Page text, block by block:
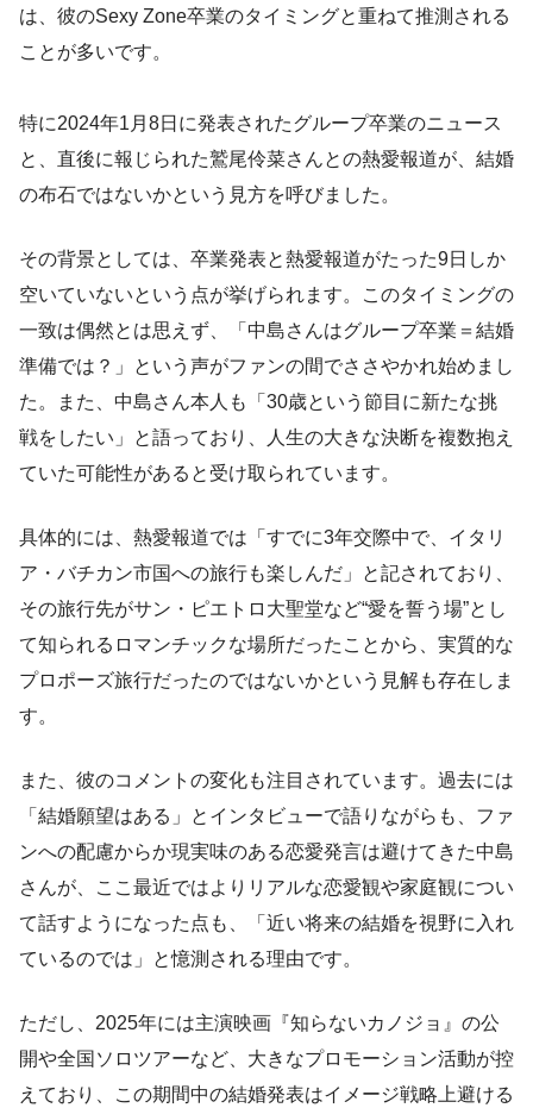
は、彼のSexy Zone卒業のタイミングと重ねて推測される
ことが多いです。
特に2024年1月8日に発表されたグループ卒業のニュース
と、直後に報じられた鷲尾伶菜さんとの熱愛報道が、結婚
の布石ではないかという見方を呼びました。
その背景としては、卒業発表と熱愛報道がたった9日しか
空いていないという点が挙げられます。このタイミングの
一致は偶然とは思えず、「中島さんはグループ卒業＝結婚
準備では？」という声がファンの間でささやかれ始めまし
た。また、中島さん本人も「30歳という節目に新たな挑
戦をしたい」と語っており、人生の大きな決断を複数抱え
ていた可能性があると受け取られています。
具体的には、熱愛報道では「すでに3年交際中で、イタリ
ア・バチカン市国への旅行も楽しんだ」と記されており、
その旅行先がサン・ピエトロ大聖堂など“愛を誓う場”とし
て知られるロマンチックな場所だったことから、実質的な
プロポーズ旅行だったのではないかという見解も存在しま
す。
また、彼のコメントの変化も注目されています。過去には
「結婚願望はある」とインタビューで語りながらも、ファ
ンへの配慮からか現実味のある恋愛発言は避けてきた中島
さんが、ここ最近ではよりリアルな恋愛観や家庭観につい
て話すようになった点も、「近い将来の結婚を視野に入れ
ているのでは」と憶測される理由です。
ただし、2025年には主演映画『知らないカノジョ』の公
開や全国ソロツアーなど、大きなプロモーション活動が控
えており、この期間中の結婚発表はイメージ戦略上避ける